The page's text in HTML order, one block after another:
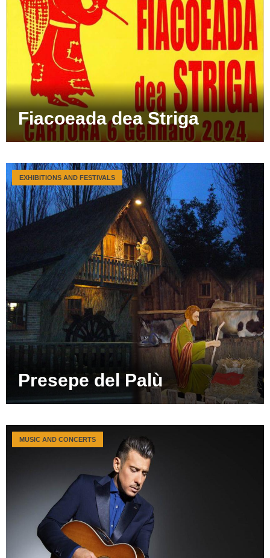
Fiacoeada dea Striga
Presepe del Palù
EXHIBITIONS AND FESTIVALS
MUSIC AND CONCERTS